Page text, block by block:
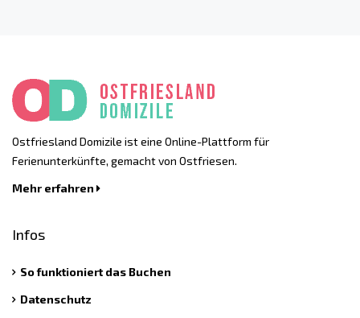
Ostfriesland Domizile ist eine Online-Plattform für
Ferienunterkünfte, gemacht von Ostfriesen.
Mehr erfahren
Infos
So funktioniert das Buchen
Datenschutz